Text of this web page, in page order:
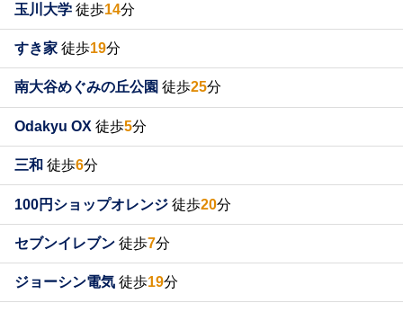
玉川大学 徒歩14分
すき家 徒歩19分
南大谷めぐみの丘公園 徒歩25分
Odakyu OX 徒歩5分
三和 徒歩6分
100円ショップオレンジ 徒歩20分
セブンイレブン 徒歩7分
ジョーシン電気 徒歩19分